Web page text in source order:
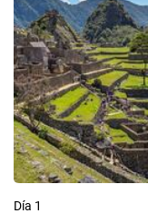
Día 1